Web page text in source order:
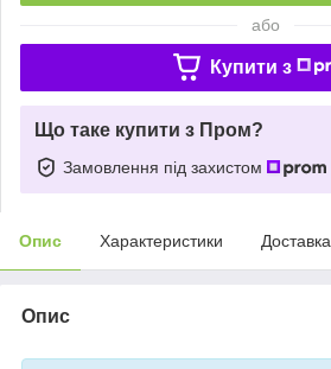
або
Купити з
Що таке купити з Пром?
Замовлення під захистом
Опис Характеристики Доставка
Опис